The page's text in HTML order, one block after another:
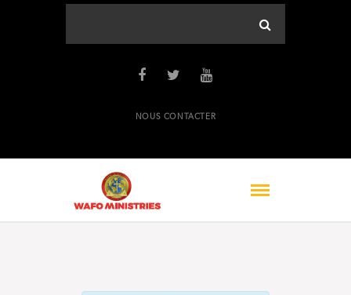
NOUS CONTACTER